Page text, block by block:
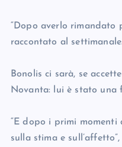
“Dopo averlo rimandato
raccontato al settimanale.
Bonolis ci sarà, se
Novanta: lui è stato una
“E dopo i primi
sulla stima e